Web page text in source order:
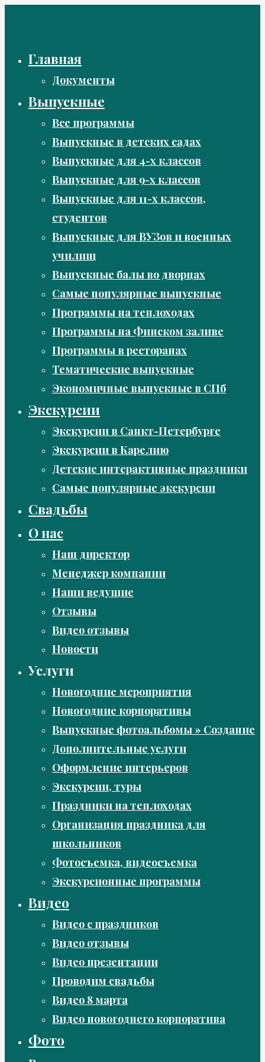
Главная
Документы
Выпускные
Все программы
Выпускные в детских садах
Выпускные для 4-х классов
Выпускные для 9-х классов
Выпускные для 11-х классов,
студентов
Выпускные для ВУЗов и военных
училищ
Выпускные балы во дворцах
Самые популярные выпускные
Программы на теплоходах
Программы на Финском заливе
Программы в ресторанах
Тематические выпускные
Экономичные выпускные в СПб
Экскурсии
Экскурсии в Санкт-Петербурге
Экскурсии в Карелию
Детские интерактивные праздники
Самые популярные экскурсии
Свадьбы
О нас
Наш директор
Менеджер компании
Наши ведущие
Отзывы
Видео отзывы
Новости
Услуги
Новогодние мероприятия
Новогодние корпоративы
Выпускные фотоальбомы » Создание
Дополнительные услуги
Оформление интерьеров
Экскурсии, туры
Праздники на теплоходах
Организация праздника для
школьников
Фотосъемка, видеосъемка
Экскурсионные программы
Видео
Видео с праздников
Видео отзывы
Видео презентации
Проводим свадьбы
Видео 8 марта
Видео новогоднего корпоратива
Фото